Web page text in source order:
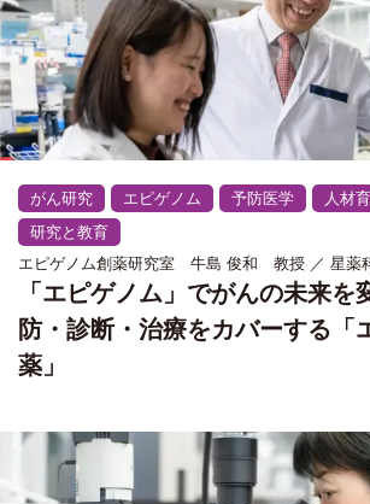
がん研究 エピゲノム 予防医学 人材
研究と教育
エピゲノム創薬研究室 牛島 俊和 教授 ／ 星薬
「エピゲノム」でがんの未来を
防・診断・治療をカバーする「
薬」